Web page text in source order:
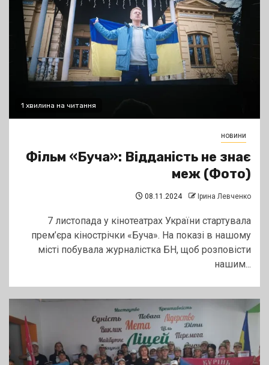
1 хвилина на читання
новини
Фільм «Буча»: Відданість не знає
меж (Фото)
08.11.2024 Ірина Левченко
7 листопада у кінотеатрах України стартувала
прем’єра кінострічки «Буча». На показі в нашому
місті побувала журналістка БН, щоб розповісти
нашим...